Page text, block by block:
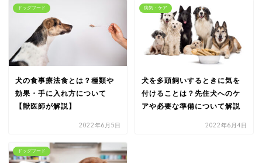
ドッグフード
犬の食事療法食とは？種類や
効果・手に入れ方について
【獣医師が解説】
2022年6月5日
病気・ケア
犬を多頭飼いするときに気を
付けることは？先住犬へのケ
アや必要な準備について解説
2022年6月4日
ドッグフード